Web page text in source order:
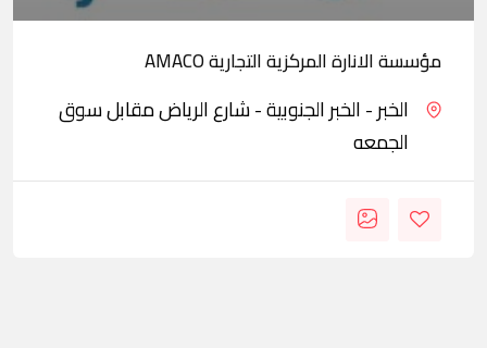
مؤسسة الانارة المركزية التجارية AMACO
الخبر - الخبر الجنوبية - شارع الرياض مقابل سوق
الجمعه